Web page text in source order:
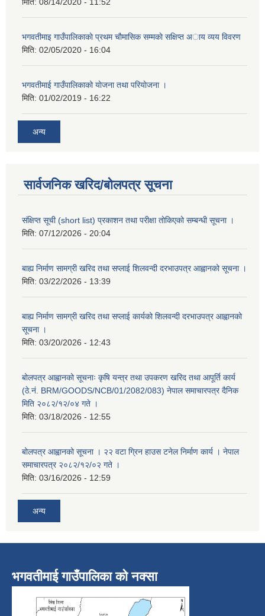
मिति: 08/14/2020 - 11:52
भगवतीमाइ गाउँपालिकाकाे प्रथम चाैमासिक सम्मकाे सक्षिप्त अाय व्यय विवरण
मिति: 02/05/2020 - 16:04
भगवतीमाई गाउँपालिकाको याेजना तथा परियाेजना ।
मिति: 01/02/2019 - 16:22
अन्य
सार्वजनिक खरिद/बोलपत्र सूचना
संक्षिप्त सूची (short list) प्रकाशन तथा परीक्षा तोकिएको सम्बन्धी सूचना ।
मिति: 07/12/2026 - 20:04
बाह्य निर्माण सामग्री खरिद तथा सप्लाई शिलवन्दी दरभाउपत्र आह्वानको सूचना ।
मिति: 03/22/2026 - 13:39
बाह्य निर्माण सामग्री खरिद तथा सप्लाई कार्यको शिलवन्दी दरभाउपत्र आह्वानको
सूचना ।
मिति: 03/20/2026 - 12:43
बोलपत्र आह्वानको सूचनाः कृषि यन्त्र तथा उपकरण खरिद तथा आपूर्ति कार्य
(ठे.नं. BRM/GOODS/NCB/01/2082/083) नेपाल समाचारपत्र दैनिक
मिति २०८२/१२/०४ गते ।
मिति: 03/18/2026 - 12:55
बोलपत्र आह्वानको सूचना । २२ वटा ग्रिन हाउस टनेल निर्माण कार्य । नेपाल
समाचारपत्र २०८२/१२/०२ गते ।
मिति: 03/16/2026 - 12:59
अन्य
भगवतीमाई गाउँपालिका को नक्सा